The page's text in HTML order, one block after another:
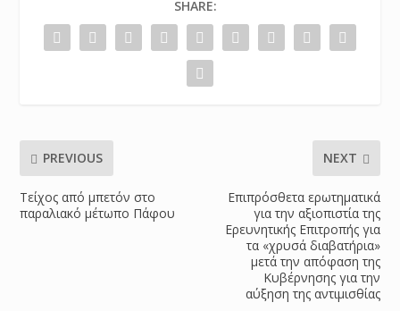
SHARE:
PREVIOUS
Τείχος από μπετόν στο
παραλιακό μέτωπο Πάφου
NEXT
Επιπρόσθετα ερωτηματικά
για την αξιοπιστία της
Ερευνητικής Επιτροπής για
τα «χρυσά διαβατήρια»
μετά την απόφαση της
Κυβέρνησης για την
αύξηση της αντιμισθίας